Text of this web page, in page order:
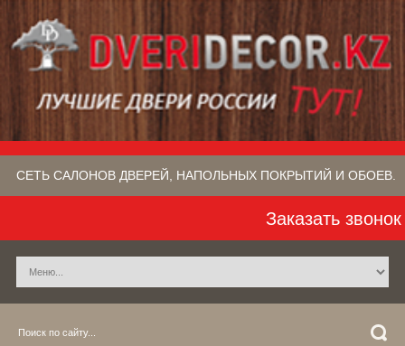
СЕТЬ САЛОНОВ ДВЕРЕЙ, НАПОЛЬНЫХ ПОКРЫТИЙ​ И ОБОЕВ.
Заказать звонок